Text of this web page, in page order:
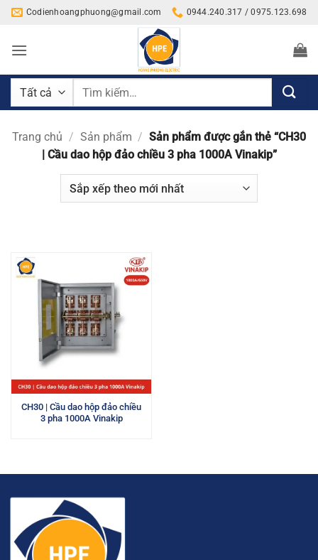
Bỏ
nội
Codienhoangphuong@gmail.com 0944.240.317 / 0975.123.698
Tìm
Trang chủ / Sản phẩm / Sản phẩm được gắn thẻ “CH30
| Cầu dao hộp đảo chiều 3 pha 1000A Vinakip”
CH30 | Cầu dao hộp đảo chiều
3 pha 1000A Vinakip